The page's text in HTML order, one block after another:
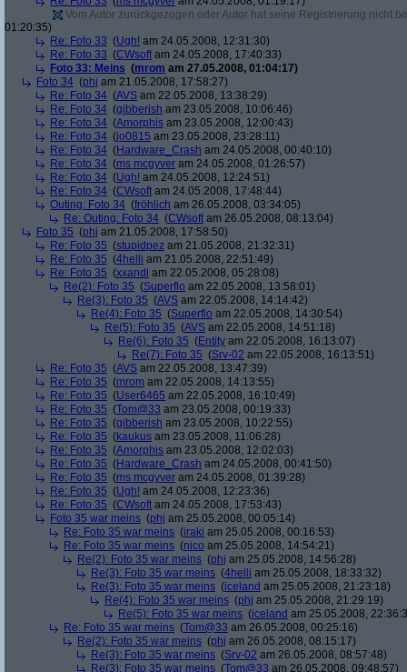
Vom Autor zurückgezogen oder Autor hat seine Registrierung nicht
01:20:35)
Re: Foto 33 (Ugh! am 24.05.2008, 12:31:30)
Re: Foto 33 (CWsoft am 24.05.2008, 17:40:33)
Foto 33: Meins (mrom am 27.05.2008, 01:04:17)
Foto 34 (phj am 21.05.2008, 17:58:27)
Re: Foto 34 (AVS am 22.05.2008, 13:38:29)
Re: Foto 34 (gibberish am 23.05.2008, 10:06:46)
Re: Foto 34 (Amorphis am 23.05.2008, 12:00:43)
Re: Foto 34 (jo0815 am 23.05.2008, 23:28:11)
Re: Foto 34 (Hardware_Crash am 24.05.2008, 00:40:10)
Re: Foto 34 (ms mcgyver am 24.05.2008, 01:26:57)
Re: Foto 34 (Ugh! am 24.05.2008, 12:24:51)
Re: Foto 34 (CWsoft am 24.05.2008, 17:48:44)
Outing: Foto 34 (fröhlich am 26.05.2008, 03:34:05)
Re: Outing: Foto 34 (CWsoft am 26.05.2008, 08:13:04)
Foto 35 (phj am 21.05.2008, 17:58:50)
Re: Foto 35 (stupidpez am 21.05.2008, 21:32:31)
Re: Foto 35 (4helli am 21.05.2008, 22:51:49)
Re: Foto 35 (xxandl am 22.05.2008, 05:28:08)
Re(2): Foto 35 (Superflo am 22.05.2008, 13:58:01)
Re(3): Foto 35 (AVS am 22.05.2008, 14:14:42)
Re(4): Foto 35 (Superflo am 22.05.2008, 14:30:54)
Re(5): Foto 35 (AVS am 22.05.2008, 14:51:18)
Re(6): Foto 35 (Entity am 22.05.2008, 16:13:07)
Re(7): Foto 35 (Srv-02 am 22.05.2008, 16:13:51)
Re: Foto 35 (AVS am 22.05.2008, 13:47:39)
Re: Foto 35 (mrom am 22.05.2008, 14:13:55)
Re: Foto 35 (User6465 am 22.05.2008, 16:10:49)
Re: Foto 35 (Tom@33 am 23.05.2008, 00:19:33)
Re: Foto 35 (gibberish am 23.05.2008, 10:22:55)
Re: Foto 35 (kaukus am 23.05.2008, 11:06:28)
Re: Foto 35 (Amorphis am 23.05.2008, 12:02:03)
Re: Foto 35 (Hardware_Crash am 24.05.2008, 00:41:50)
Re: Foto 35 (ms mcgyver am 24.05.2008, 01:39:28)
Re: Foto 35 (Ugh! am 24.05.2008, 12:23:36)
Re: Foto 35 (CWsoft am 24.05.2008, 17:53:43)
Foto 35 war meins (phj am 25.05.2008, 00:05:14)
Re: Foto 35 war meins (iraki am 25.05.2008, 00:16:53)
Re: Foto 35 war meins (nico am 25.05.2008, 14:54:21)
Re(2): Foto 35 war meins (phj am 25.05.2008, 14:56:28)
Re(3): Foto 35 war meins (4helli am 25.05.2008, 18:33:32)
Re(3): Foto 35 war meins (iceland am 25.05.2008, 21:23:18)
Re(4): Foto 35 war meins (phj am 25.05.2008, 21:29:19)
Re(5): Foto 35 war meins (iceland am 25.05.2008,
Re: Foto 35 war meins (Tom@33 am 26.05.2008, 00:25:16)
Re(2): Foto 35 war meins (phj am 26.05.2008, 08:15:17)
Re(3): Foto 35 war meins (Srv-02 am 26.05.2008, 08:57:48)
Re(3): Foto 35 war meins (Tom@33 am 26.05.2008, 09:48:57)